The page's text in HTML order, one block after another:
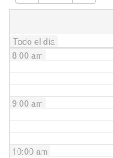
Todo el día
7:00 am
8:00 am
9:00 am
10:00 am